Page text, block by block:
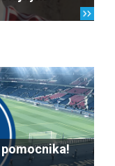
pomocnika!